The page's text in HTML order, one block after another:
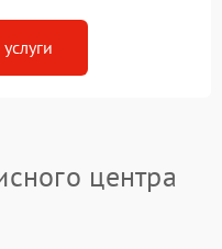
центра